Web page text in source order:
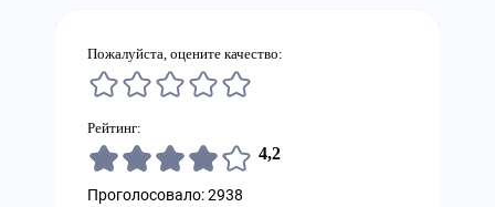
Пожалуйста, оцените качество:
Рейтинг:
4,2
Проголосовало: 2938